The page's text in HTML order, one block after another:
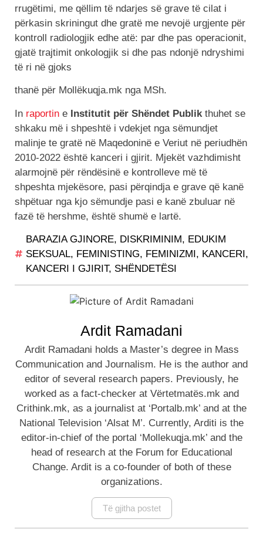
rrugëtimi, me qëllim të ndarjes së grave të cilat i
përkasin skriningut dhe gratë me nevojë urgjente për
kontroll radiologjik edhe atë: par dhe pas operacionit,
gjatë trajtimit onkologjik si dhe pas ndonjë ndryshimi
të ri në gjoks
thanë për Mollëkuqja.mk nga MSh.
In raportin e Institutit për Shëndet Publik thuhet se
shkaku më i shpeshtë i vdekjet nga sëmundjet
malinje te gratë në Maqedoninë e Veriut në periudhën
2010-2022 është kanceri i gjirit. Mjekët vazhdimisht
alarmojnë për rëndësinë e kontrolleve më të
shpeshta mjekësore, pasi përqindja e grave që kanë
shpëtuar nga kjo sëmundje pasi e kanë zbuluar në
fazë të hershme, është shumë e lartë.
BARAZIA GJINORE, DISKRIMINIM, EDUKIM
SEKSUAL, FEMINISTING, FEMINIZMI, KANCERI,
KANCERI I GJIRIT, SHËNDETËSI
Ardit Ramadani
Ardit Ramadani holds a Master’s degree in Mass
Communication and Journalism. He is the author and
editor of several research papers. Previously, he
worked as a fact-checker at Vërtetmatës.mk and
Crithink.mk, as a journalist at ‘Portalb.mk’ and at the
National Television ‘Alsat M’. Currently, Arditi is the
editor-in-chief of the portal ‘Mollekuqja.mk’ and the
head of research at the Forum for Educational
Change. Ardit is a co-founder of both of these
organizations.
Të gjitha postet